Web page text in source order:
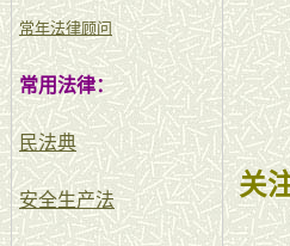
常年法律顾问
常用法律：
民法典
安全生产法
关